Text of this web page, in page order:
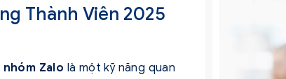
Thành Viên 2025
nhóm Zalo là một kỹ năng quan